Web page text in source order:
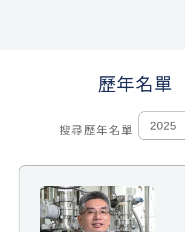
歷年名單
搜尋歷年名單